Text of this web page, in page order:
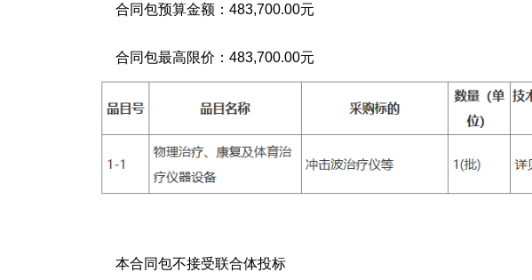
合同包预算金额： 483,700.00元
合同包最高限价： 483,700.00元
本合同包不接受联合体投标